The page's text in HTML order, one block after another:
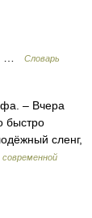
…
Словарь
– Вчера
быстро
сленг,
современной